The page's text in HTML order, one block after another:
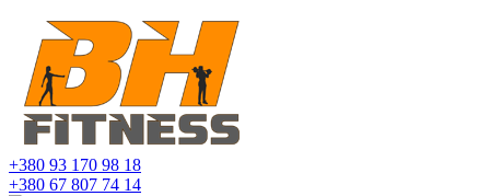
+380 93 170 98 18
+380 67 807 74 14